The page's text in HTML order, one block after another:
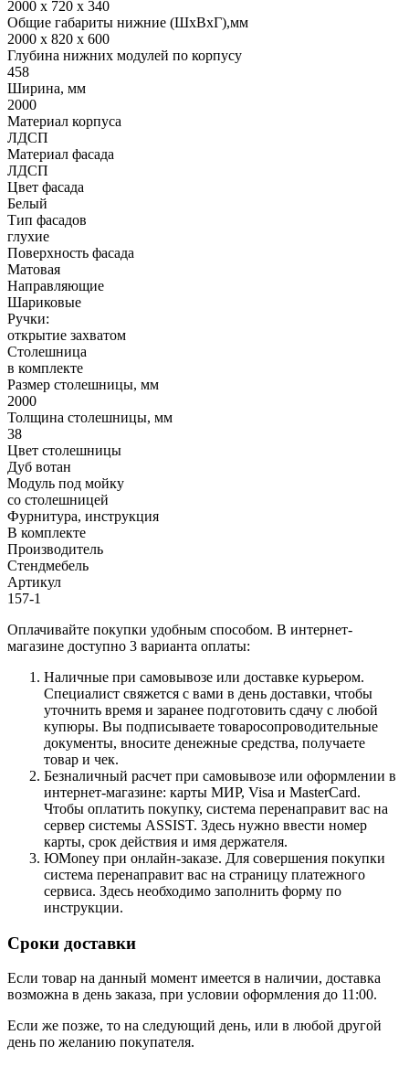
2000 х 720 х 340
Общие габариты нижние (ШхВхГ),мм
2000 х 820 х 600
Глубина нижних модулей по корпусу
458
Ширина, мм
2000
Материал корпуса
ЛДСП
Материал фасада
ЛДСП
Цвет фасада
Белый
Тип фасадов
глухие
Поверхность фасада
Матовая
Направляющие
Шариковые
Ручки:
открытие захватом
Столешница
в комплекте
Размер столешницы, мм
2000
Толщина столешницы, мм
38
Цвет столешницы
Дуб вотан
Модуль под мойку
со столешницей
Фурнитура, инструкция
В комплекте
Производитель
Стендмебель
Артикул
157-1
Оплачивайте покупки удобным способом. В интернет-
магазине доступно 3 варианта оплаты:
Наличные при самовывозе или доставке курьером.
Специалист свяжется с вами в день доставки, чтобы
уточнить время и заранее подготовить сдачу с любой
купюры. Вы подписываете товаросопроводительные
документы, вносите денежные средства, получаете
товар и чек.
Безналичный расчет при самовывозе или оформлении в
интернет-магазине: карты МИР, Visa и MasterCard.
Чтобы оплатить покупку, система перенаправит вас на
сервер системы ASSIST. Здесь нужно ввести номер
карты, срок действия и имя держателя.
ЮMoney при онлайн-заказе. Для совершения покупки
система перенаправит вас на страницу платежного
сервиса. Здесь необходимо заполнить форму по
инструкции.
Сроки доставки
Если товар на данный момент имеется в наличии, доставка
возможна в день заказа, при условии оформления до 11:00.
Если же позже, то на следующий день, или в любой другой
день по желанию покупателя.